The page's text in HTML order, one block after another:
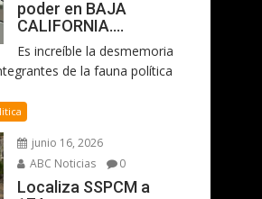
poder en BAJA
CALIFORNIA….
Es increíble la desmemoria
de la fauna política
junio 16, 2026
ABC Noticias
0
Localiza SSPCM a